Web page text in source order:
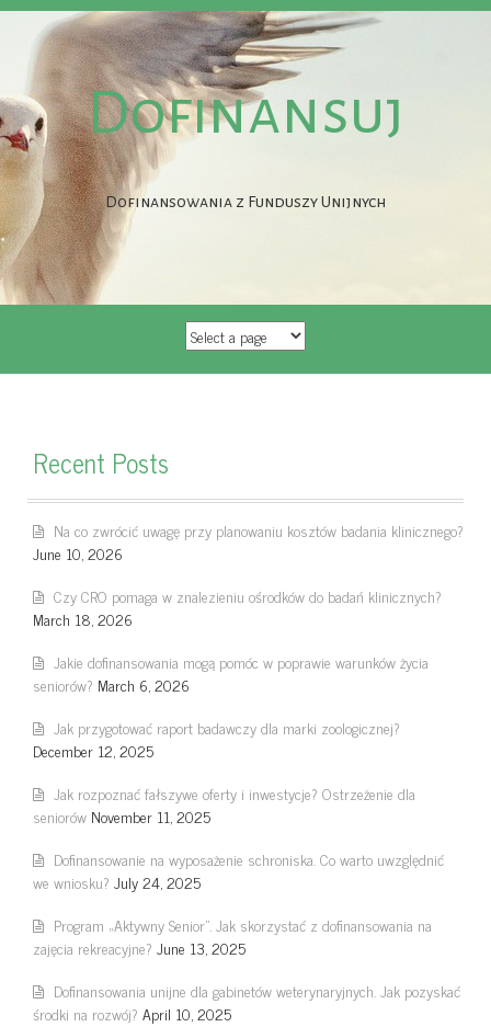
Dofinansuj
Dofinansowania z Funduszy Unijnych
SKIP
TO
CONTENT
Recent Posts
Na co zwrócić uwagę przy planowaniu kosztów badania klinicznego?
June 10, 2026
Czy CRO pomaga w znalezieniu ośrodków do badań klinicznych?
March 18, 2026
Jakie dofinansowania mogą pomóc w poprawie warunków życia
seniorów? March 6, 2026
Jak przygotować raport badawczy dla marki zoologicznej?
December 12, 2025
Jak rozpoznać fałszywe oferty i inwestycje? Ostrzeżenie dla
seniorów November 11, 2025
Dofinansowanie na wyposażenie schroniska. Co warto uwzględnić
we wniosku? July 24, 2025
Program „Aktywny Senior”. Jak skorzystać z dofinansowania na
zajęcia rekreacyjne? June 13, 2025
Dofinansowania unijne dla gabinetów weterynaryjnych. Jak pozyskać
środki na rozwój? April 10, 2025